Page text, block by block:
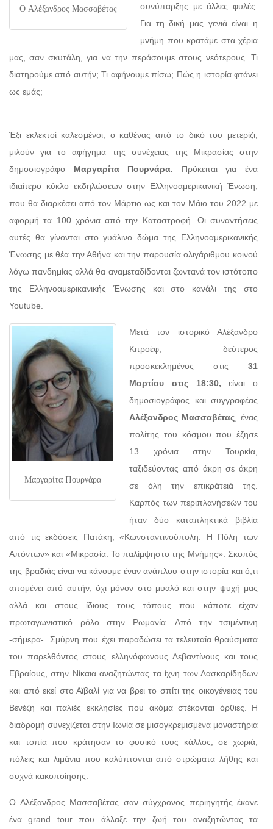
Ο Αλέξανδρος Μασσαβέτας
συνύπαρξης με άλλες φυλές.
Για τη δική μας γενιά είναι η
μνήμη που κρατάμε στα χέρια
μας, σαν σκυτάλη, για να την περάσουμε στους νεότερους. Τι
διατηρούμε από αυτήν; Τι αφήνουμε πίσω; Πώς η ιστορία φτάνει
ως εμάς;
Έξι εκλεκτοί καλεσμένοι, ο καθένας από το δικό του μετερίζι,
μιλούν για το αφήγημα της συνέχειας της Μικρασίας στην
δημοσιογράφο Μαργαρίτα Πουρνάρα. Πρόκειται για ένα
ιδιαίτερο κύκλο εκδηλώσεων στην Ελληνοαμερικανική Ένωση,
που θα διαρκέσει από τον Μάρτιο ως και τον Μάιο του 2022 με
αφορμή τα 100 χρόνια από την Καταστροφή. Οι συναντήσεις
αυτές θα γίνονται στο γυάλινο δώμα της Ελληνοαμερικανικής
Ένωσης με θέα την Αθήνα και την παρουσία ολιγάριθμου κοινού
λόγω πανδημίας αλλά θα αναμεταδίδονται ζωντανά τον ιστότοπο
της Ελληνοαμερικανικής Ένωσης και στο κανάλι της στο
Youtube.
Μαργαρίτα Πουρνάρα
Μετά τον ιστορικό Αλέξανδρο
Κιτροέφ, δεύτερος
προσκεκλημένος στις 31
Μαρτίου στις 18:30, είναι ο
δημοσιογράφος και συγγραφέας
Αλέξανδρος Μασσαβέτας , ένας
πολίτης του κόσμου που έζησε
13 χρόνια στην Τουρκία,
ταξιδεύοντας από άκρη σε άκρη
σε όλη την επικράτειά της.
Καρπός των περιπλανήσεών του
ήταν δύο καταπληκτικά βιβλία
από τις εκδόσεις Πατάκη, «Κωνσταντινούπολη. Η Πόλη των
Απόντων» και «Μικρασία. Το παλίμψηστο της Μνήμης». Σκοπός
της βραδιάς είναι να κάνουμε έναν ανάπλου στην ιστορία και ό,τι
απομένει από αυτήν, όχι μόνον στο μυαλό και στην ψυχή μας
αλλά και στους ίδιους τους τόπους που κάποτε είχαν
πρωταγωνιστικό ρόλο στην Ρωμανία. Από την τσιμέντινη
-σήμερα- Σμύρνη που έχει παραδώσει τα τελευταία θραύσματα
του παρελθόντος στους ελληνόφωνους Λεβαντίνους και τους
Εβραίους, στην Νίκαια αναζητώντας τα ίχνη των Λασκαρίδηδων
και από εκεί στο Αϊβαλί για να βρει το σπίτι της οικογένειας του
Βενέζη και παλιές εκκλησίες που ακόμα στέκονται όρθιες. Η
διαδρομή συνεχίζεται στην Ιωνία σε μισογκρεμισμένα μοναστήρια
και τοπία που κράτησαν το φυσικό τους κάλλος, σε χωριά,
πόλεις και λιμάνια που καλύπτονται από στρώματα λήθης και
συχνά κακοποίησης.
Ο Αλέξανδρος Μασσαβέτας σαν σύγχρονος περιηγητής έκανε
ένα grand tour που άλλαξε την ζωή του αναζητώντας τα